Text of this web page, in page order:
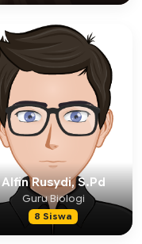
Alfin Rusydi, S.Pd
Guru Biologi
8 Siswa